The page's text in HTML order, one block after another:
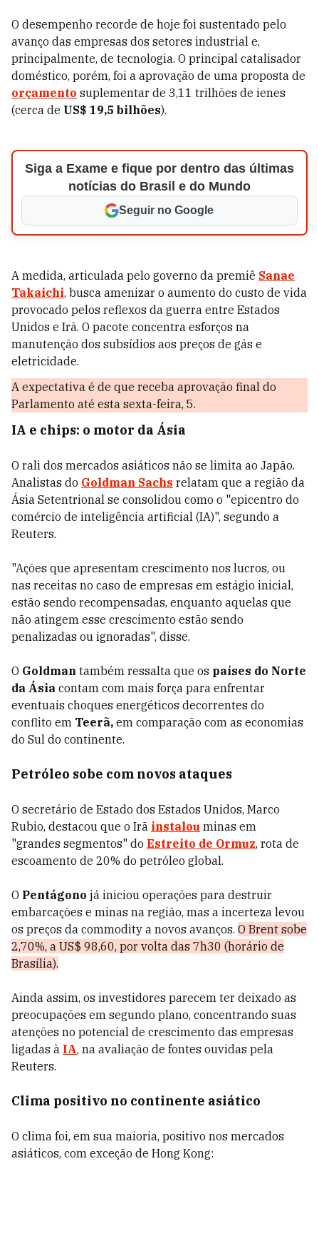
O desempenho recorde de hoje foi sustentado pelo
avanço das empresas dos setores industrial e,
principalmente, de tecnologia. O principal catalisador
doméstico, porém, foi a aprovação de uma proposta de
orçamento suplementar de 3,11 trilhões de ienes
(cerca de US$ 19,5 bilhões).
Siga a Exame e fique por dentro das últimas
notícias do Brasil e do Mundo
Seguir no Google
A medida, articulada pelo governo da premiê Sanae
Takaichi, busca amenizar o aumento do custo de vida
provocado pelos reflexos da guerra entre Estados
Unidos e Irã. O pacote concentra esforços na
manutenção dos subsídios aos preços de gás e
eletricidade.
A expectativa é de que receba aprovação final do
Parlamento até esta sexta-feira, 5.
IA e chips: o motor da Ásia
O rali dos mercados asiáticos não se limita ao Japão.
Analistas do Goldman Sachs relatam que a região da
Ásia Setentrional se consolidou como o "epicentro do
comércio de inteligência artificial (IA)", segundo a
Reuters.
"Ações que apresentam crescimento nos lucros, ou
nas receitas no caso de empresas em estágio inicial,
estão sendo recompensadas, enquanto aquelas que
não atingem esse crescimento estão sendo
penalizadas ou ignoradas", disse.
O Goldman também ressalta que os países do Norte
da Ásia contam com mais força para enfrentar
eventuais choques energéticos decorrentes do
conflito em Teerã, em comparação com as economias
do Sul do continente.
Petróleo sobe com novos ataques
O secretário de Estado dos Estados Unidos, Marco
Rubio, destacou que o Irã instalou minas em
"grandes segmentos" do Estreito de Ormuz, rota de
escoamento de 20% do petróleo global.
O Pentágono já iniciou operações para destruir
embarcações e minas na região, mas a incerteza levou
os preços da commodity a novos avanços. O Brent sobe
2,70%, a US$ 98,60, por volta das 7h30 (horário de
Brasília).
Ainda assim, os investidores parecem ter deixado as
preocupações em segundo plano, concentrando suas
atenções no potencial de crescimento das empresas
ligadas à IA, na avaliação de fontes ouvidas pela
Reuters.
Clima positivo no continente asiático
O clima foi, em sua maioria, positivo nos mercados
asiáticos, com exceção de Hong Kong: